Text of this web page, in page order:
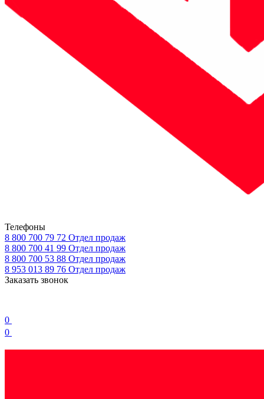
Телефоны
8 800 700 79 72 Отдел продаж
8 800 700 41 99 Отдел продаж
8 800 700 53 88 Отдел продаж
8 953 013 89 76 Отдел продаж
Заказать звонок
0
0